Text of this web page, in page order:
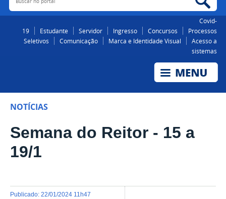
Covid-
19
Estudante Servidor Ingresso Concursos
Processos
Seletivos
Comunicação Marca e Identidade Visual
Acesso a
sistemas
NOTÍCIAS
Semana do Reitor - 15 a
19/1
publicado: 22/01/2024 11h47